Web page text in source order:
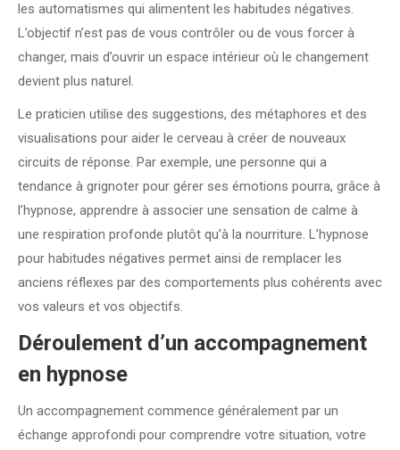
les automatismes qui alimentent les habitudes négatives.
L’objectif n’est pas de vous contrôler ou de vous forcer à
changer, mais d’ouvrir un espace intérieur où le changement
devient plus naturel.
Le praticien utilise des suggestions, des métaphores et des
visualisations pour aider le cerveau à créer de nouveaux
circuits de réponse. Par exemple, une personne qui a
tendance à grignoter pour gérer ses émotions pourra, grâce à
l’hypnose, apprendre à associer une sensation de calme à
une respiration profonde plutôt qu’à la nourriture. L’hypnose
pour habitudes négatives permet ainsi de remplacer les
anciens réflexes par des comportements plus cohérents avec
vos valeurs et vos objectifs.
Déroulement d’un accompagnement
en hypnose
Un accompagnement commence généralement par un
échange approfondi pour comprendre votre situation, votre